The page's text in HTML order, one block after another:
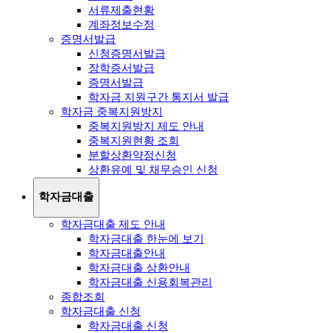
서류제출현황
계좌정보수정
증명서발급
신청증명서발급
장학증서발급
증명서발급
학자금 지원구간 통지서 발급
학자금 중복지원방지
중복지원방지 제도 안내
중복지원현황 조회
분할상환약정신청
상환유예 및 채무승인 신청
학자금대출
학자금대출 제도 안내
학자금대출 한눈에 보기
학자금대출안내
학자금대출 상환안내
학자금대출 신용회복관리
종합조회
학자금대출 신청
학자금대출 신청